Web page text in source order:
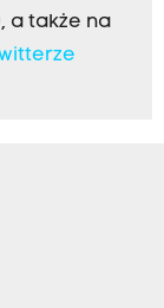
a także na